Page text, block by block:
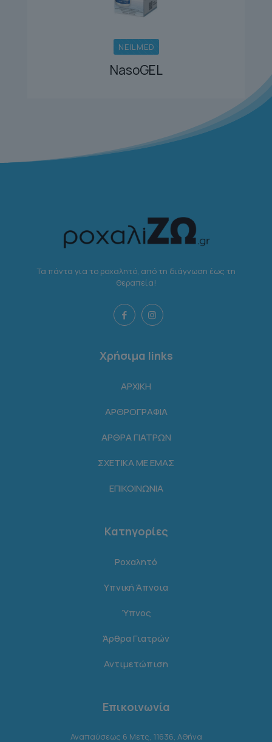
NEILMED
NasoGEL
Τα πάντα για το ροχαλητό, από τη διάγνωση έως τη
θεραπεία!
Χρήσιμα links
ΑΡΧΙΚΗ
ΑΡΘΡΟΓΡΑΦΙΑ
ΑΡΘΡΑ ΓΙΑΤΡΩΝ
ΣΧΕΤΙΚΑ ΜΕ ΕΜΑΣ
ΕΠΙΚΟΙΝΩΝΙΑ
Κατηγορίες
Ροχαλητό
Υπνική Άπνοια
Ύπνος
Άρθρα Γιατρών
Αντιμετώπιση
Επικοινωνία
Αναπαύσεως 6 Μετς, 11636, Αθήνα